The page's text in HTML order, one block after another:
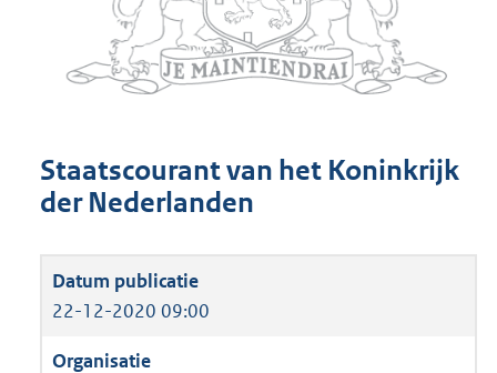
Staatscourant van het Koninkrijk
der Nederlanden
22-12-2020 09:00